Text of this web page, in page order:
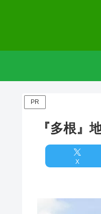
PR
『多根
X